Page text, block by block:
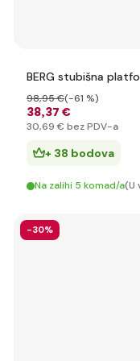
BERG stubišna
38,37 €
98,95 €(-61 %)
30,69 € bez PDV-a
+ 38 bodova
Na zalihi 5 komad/a(U
-30%